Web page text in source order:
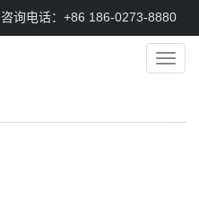
咨询电话：+86 186-0273-8880
导
航